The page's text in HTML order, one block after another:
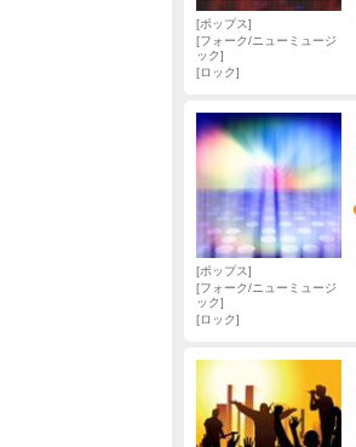
ポップス
フォーク/ニューミュージ
ック
ロック
ポップス
フォーク/ニューミュージ
ック
ロック